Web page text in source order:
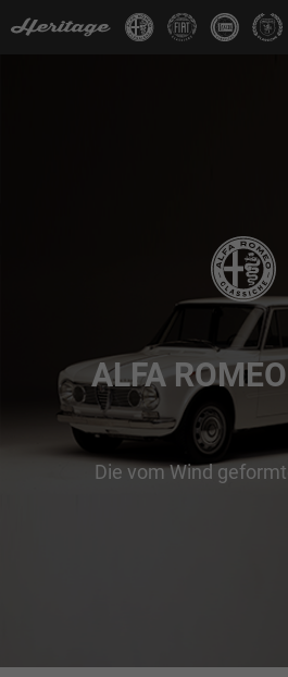
Change language: IT
ALFA
Die vom Wind